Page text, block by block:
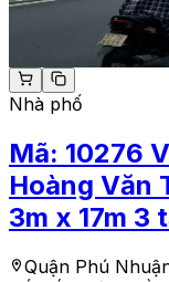
Nhà phố
Mã: 10276
Hoàng Văn
3m x 17m 3
Quận Phú